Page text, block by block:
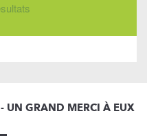
UN GRAND MERCI À EUX